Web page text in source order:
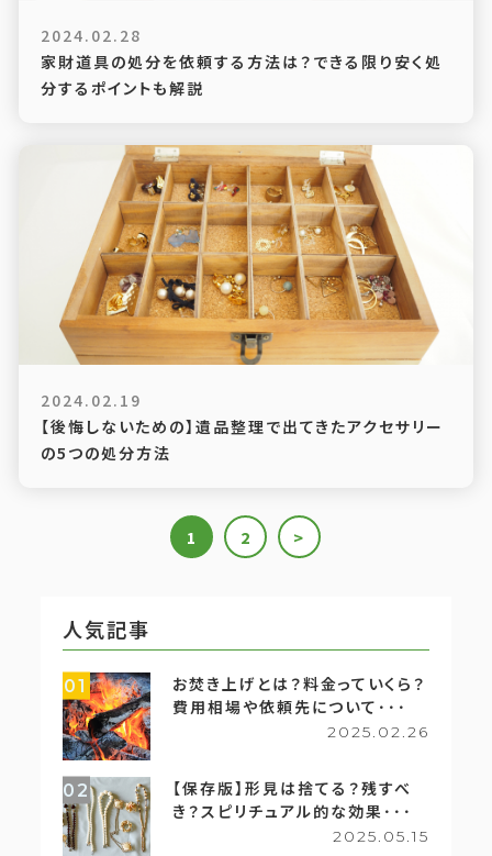
2024.02.28
家財道具の処分を依頼する方法は？できる限り安く処
分するポイントも解説
2024.02.19
【後悔しないための】遺品整理で出てきたアクセサリー
の5つの処分方法
1 2 >
人気記事
01
お焚き上げとは？料金っていくら？
費用相場や依頼先について･･･
2025.02.26
02
【保存版】形見は捨てる？残すべ
き？スピリチュアル的な効果･･･
2025.05.15